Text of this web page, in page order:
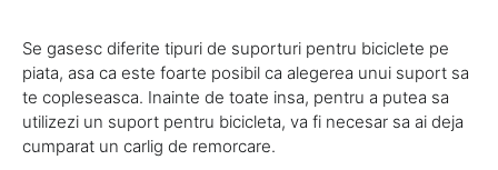
Se gasesc diferite tipuri de suporturi pentru biciclete pe
piata, asa ca este foarte posibil ca alegerea unui suport sa
te copleseasca. Inainte de toate insa, pentru a putea sa
utilizezi un suport pentru bicicleta, va fi necesar sa ai deja
cumparat un carlig de remorcare.